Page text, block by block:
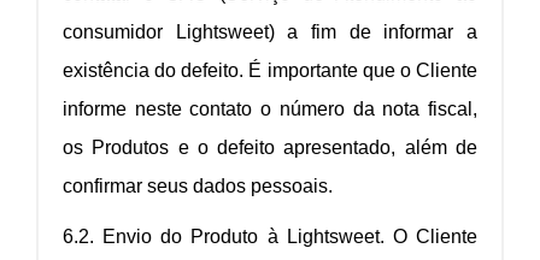
consumidor Lightsweet) a fim de informar a
existência do defeito. É importante que o Cliente
informe neste contato o número da nota fiscal,
os Produtos e o defeito apresentado, além de
confirmar seus dados pessoais.
6.2. Envio do Produto à Lightsweet. O Cliente